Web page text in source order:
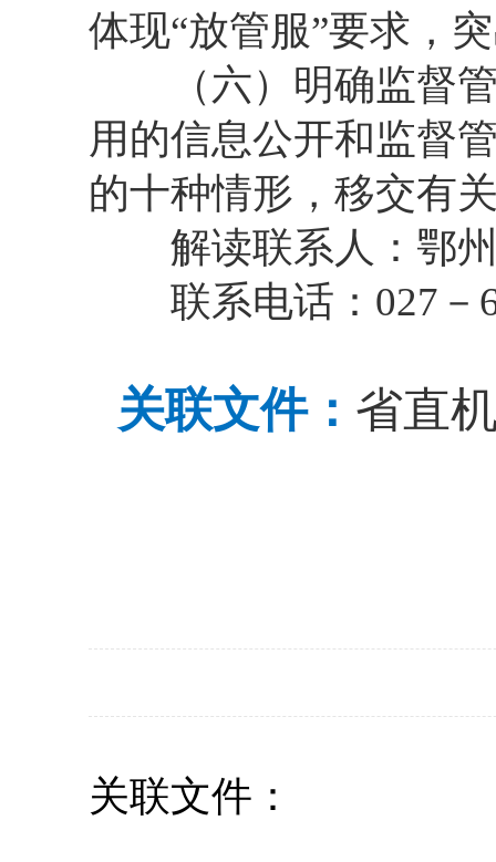
体现“放管服”要求，
（六）明确监督管
用的信息公开和监督
的十种情形，移交有
解读联系人： 鄂
联系电话： 027－
关联文件： 省直
关联文件：